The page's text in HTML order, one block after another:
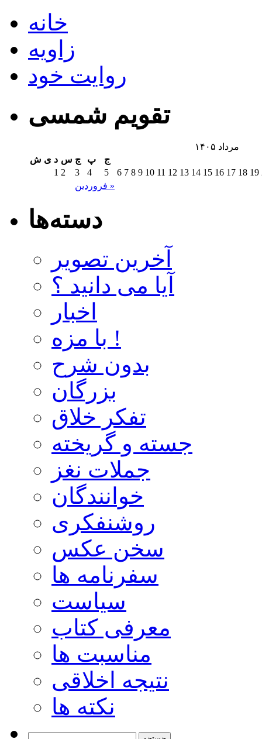
خانه
زاویه
روایت خود
تقویم شمسی
مرداد ۱۴۰۵
ش ی د س چ پ ج
فروردین »
1 2 3 4 5 6 7 8 9 10 11 12 13 14 15 16 17 18 19
دسته‌ها
آخرین تصویر
آیا می دانید ؟
اخبار
با مزه !
بدون شرح
بزرگان
تفکر خلاق
جسته و گریخته
جملات نغز
خوانندگان
روشنفکری
سخن عکس
سفرنامه ها
سیاست
معرفی کتاب
مناسبت ها
نتیجه اخلاقی
نکته ها